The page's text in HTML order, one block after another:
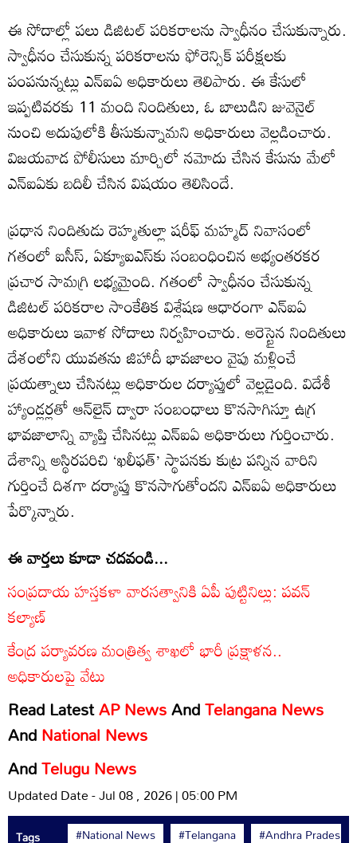
ఈ సోదాల్లో పలు డిజిటల్ పరికరాలను స్వాధీనం చేసుకున్నారు.
స్వాధీనం చేసుకున్న పరికరాలను ఫోరెన్సిక్ పరీక్షలకు
పంపనున్నట్లు ఎన్‌ఐఏ అధికారులు తెలిపారు. ఈ కేసులో
ఇప్పటివరకు 11 మంది నిందితులు, ఓ బాలుడిని జువెనైల్
నుంచి అదుపులోకి తీసుకున్నామని అధికారులు వెల్లడించారు.
విజయవాడ పోలీసులు మార్చిలో నమోదు చేసిన కేసును మేలో
ఎన్‌ఐఏకు బదిలీ చేసిన విషయం తెలిసిందే.
ప్రధాన నిందితుడు రెహ్మతుల్లా షరీఫ్ మహ్మద్ నివాసంలో
గతంలో ఐసీస్, ఏక్యూఐఎస్‌కు సంబంధించిన అభ్యంతరకర
ప్రచార సామగ్రి లభ్యమైంది. గతంలో స్వాధీనం చేసుకున్న
డిజిటల్ పరికరాల సాంకేతిక విశ్లేషణ ఆధారంగా ఎన్‌ఐఏ
అధికారులు ఇవాళ సోదాలు నిర్వహించారు. అరెస్టైన నిందితులు
దేశంలోని యువతను జిహాదీ భావజాలం వైపు మళ్లించే
ప్రయత్నాలు చేసినట్లు అధికారుల దర్యాప్తులో వెల్లడైంది. విదేశీ
హ్యాండ్లర్లతో ఆన్‌లైన్ ద్వారా సంబంధాలు కొనసాగిస్తూ ఉగ్ర
భావజాలాన్ని వ్యాప్తి చేసినట్లు ఎన్‌ఐఏ అధికారులు గుర్తించారు.
దేశాన్ని అస్థిరపరిచి ‘ఖలీఫత్’ స్థాపనకు కుట్ర పన్నిన వారిని
గుర్తించే దిశగా దర్యాప్తు కొనసాగుతోందని ఎన్‌ఐఏ అధికారులు
పేర్కొన్నారు.
ఈ వార్తలు కూడా చదవండి...
సంప్రదాయ హస్తకళా వారసత్వానికి ఏపీ పుట్టినిల్లు: పవన్
కల్యాణ్
కేంద్ర పర్యావరణ మంత్రిత్వ శాఖలో భారీ ప్రక్షాళన..
అధికారులపై వేటు
Read LatestAP NewsAndTelangana News
AndNational News
AndTelugu News
Updated Date - Jul 08 , 2026 | 05:00 PM
Tags #National News #Telangana #Andhra Pradesh